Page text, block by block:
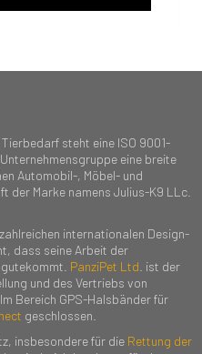
steht eine ISO 9001-
eine breite
Automobil-, Möbel- und
der Marke namens Julius-K9 LLc.
internationalen Design-
dass seine Arbeit der
PanziPet Ltd . ist der
und des Vertriebs von
Bereich GPS-Halsbänder für
geschlossen.
insbesondere für die Rettung der